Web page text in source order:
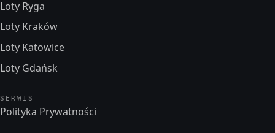
Loty Ryga
Loty Kraków
Loty Katowice
Loty Gdańsk
SERWIS
Polityka Prywatności